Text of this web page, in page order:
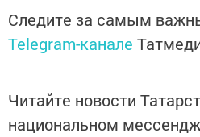
Следите за самым
Telegram-канале
Читайте новости
национальном